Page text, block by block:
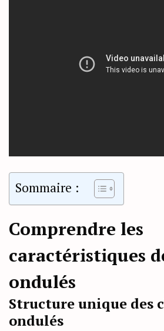
Sommaire :
Comprendre les
caractéristiques
ondulés
Structure unique des
ondulés